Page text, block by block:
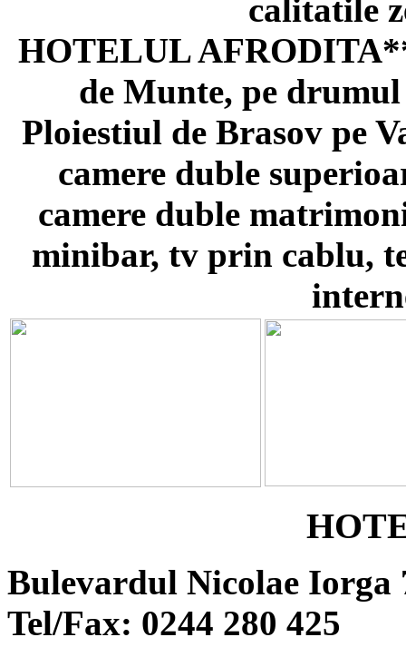
calitatile
HOTELUL
de Munte, pe
Ploiestiul de Brasov pe
camere duble
camere duble
minibar, tv prin cablu,
Bulevardul Nicolae Iorga
Tel/Fax: 0244 280 425